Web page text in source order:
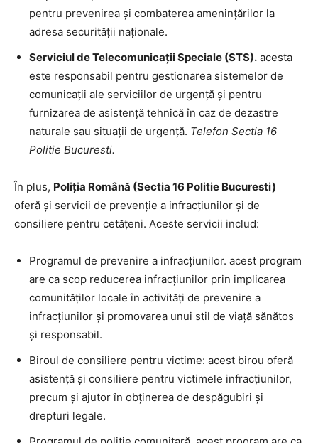
pentru prevenirea și combaterea amenințărilor la
adresa securității naționale.
Serviciul de Telecomunicații Speciale (STS). acesta
este responsabil pentru gestionarea sistemelor de
comunicații ale serviciilor de urgență și pentru
furnizarea de asistență tehnică în caz de dezastre
naturale sau situații de urgență. Telefon Sectia 16
Politie Bucuresti.
În plus, Poliția Română (Sectia 16 Politie Bucuresti)
oferă și servicii de prevenție a infracțiunilor și de
consiliere pentru cetățeni. Aceste servicii includ:
Programul de prevenire a infracțiunilor. acest program
are ca scop reducerea infracțiunilor prin implicarea
comunităților locale în activități de prevenire a
infracțiunilor și promovarea unui stil de viață sănătos
și responsabil.
Biroul de consiliere pentru victime: acest birou oferă
asistență și consiliere pentru victimele infracțiunilor,
precum și ajutor în obținerea de despăgubiri și
drepturi legale.